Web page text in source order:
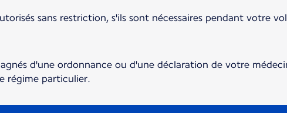
sans restriction, s'ils sont nécessaires pendant votre
d'une ordonnance ou d'une déclaration de votre
régime particulier.